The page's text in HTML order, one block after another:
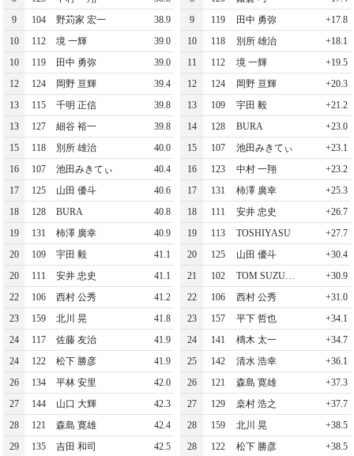
9
104 野苅家 宏一
38.9
10
112 境 一輝
39.0
10
119 田中 勇弥
39.0
12
124 岡野 亘輝
39.4
13
115 千明 正信
39.8
13
127 細谷 裕一
39.8
15
118 別所 雄治
40.0
16
107 池田みきてぃ
40.4
17
125 山田 優斗
40.6
18
128 BURA
40.8
19
131 柿澤 廣幸
40.9
20
109 宇田 毅
41.1
20
111 安井 忠史
41.1
22
106 西村 公秀
41.2
23
159 北川 晃
41.8
24
117 佐藤 友治
41.9
24
122 松下 勝彦
41.9
26
134 平林 安里
42.0
27
144 山口 大輝
42.3
28
121 森島 寛雄
42.4
29
135 吉田 和司
42.5
9
119 田中 勇弥
+17.8
10
118 別所 雄治
+18.1
11
112 境 一輝
+19.5
12
124 岡野 亘輝
+20.3
13
109 宇田 毅
+21.2
14
128 BURA
+23.0
15
107 池田みきてぃ
+23.1
16
123 中村 一翔
+23.2
17
131 柿澤 廣幸
+25.3
18
111 安井 忠史
+26.7
19
113 TOSHIYASU
+27.7
20
125 山田 優斗
+30.4
21
102
+30.9
22
106 西村 公秀
+31.0
23
157 平下 哲也
+34.1
24
141 檮木 太一
+34.7
25
142 清水 浩幸
+36.1
26
121 森島 寛雄
+37.3
27
129 桒村 浩之
+37.7
28
159 北川 晃
+38.5
28
122 松下 勝彦
+38.5